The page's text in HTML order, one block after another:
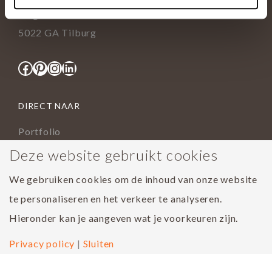
5022 GA Tilburg
Facebook
Pinterest
Instagram
LinkedIn
DIRECT NAAR
Portfolio
Assortiment
Houtsoorten
Populairste project 2023
Deze website gebruikt cookies
We gebruiken cookies om de inhoud van onze website
te personaliseren en het verkeer te analyseren.
Hieronder kan je aangeven wat je voorkeuren zijn.
Privacy policy | Sluiten